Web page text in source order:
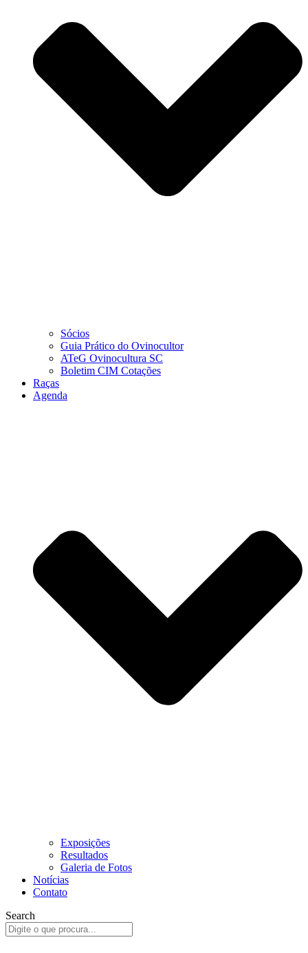
Sócios
Guia Prático do Ovinocultor
ATeG Ovinocultura SC
Boletim CIM Cotações
Raças
Agenda
Exposições
Resultados
Galeria de Fotos
Notícias
Contato
Search